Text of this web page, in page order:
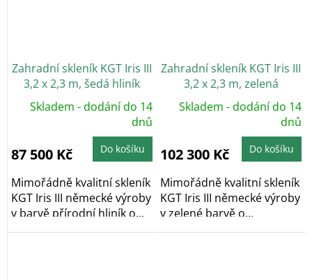
Zahradní skleník KGT Iris III
3,2 x 2,3 m, šedá hliník
Skladem - dodání do 14
dnů
87 500 Kč Do košíku
Mimořádně kvalitní skleník
KGT Iris III německé výroby
v barvě přírodní hliník o...
Zahradní skleník KGT Iris III
3,2 x 2,3 m, zelená
Skladem - dodání do 14
dnů
102 300 Kč Do košíku
Mimořádně kvalitní skleník
KGT Iris III německé výroby
v zelené barvě o
rozměrech 3,20...